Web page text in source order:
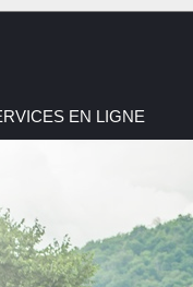
EN LIGNE